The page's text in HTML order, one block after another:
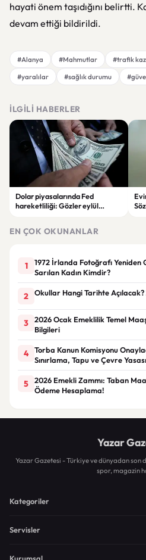
hayati önem taşıdığını belirtti.
devam ettiği bildirildi.
#Alanya #Mahmutlar #trafik
#yaralılar
#sağlık durumu
İLGILI HABERLER
Dolar piyasalarında Fed
hareketliliği: Gözler eylül
EN ÇOK OKUNANLAR
1
1972 İrlanda Fotoğrafı Yeniden
Sarılan Kadın Kimdir?
2 Okullar Hangi Tarihte Açılacak?
3
2026 Ocak Emeklilik Temel
Bilgileri
4
Torba Kanun Komisyonu
Sınırlama, Tapu ve Çevre
5
2026 Emekli Zammı: Taban
Ödeme Hesaplama!
Yazar
Yazar Gazetesi - Türkiye ve dünyadan
spor, magazin
Kategoriler
Servisler
Kurumsal